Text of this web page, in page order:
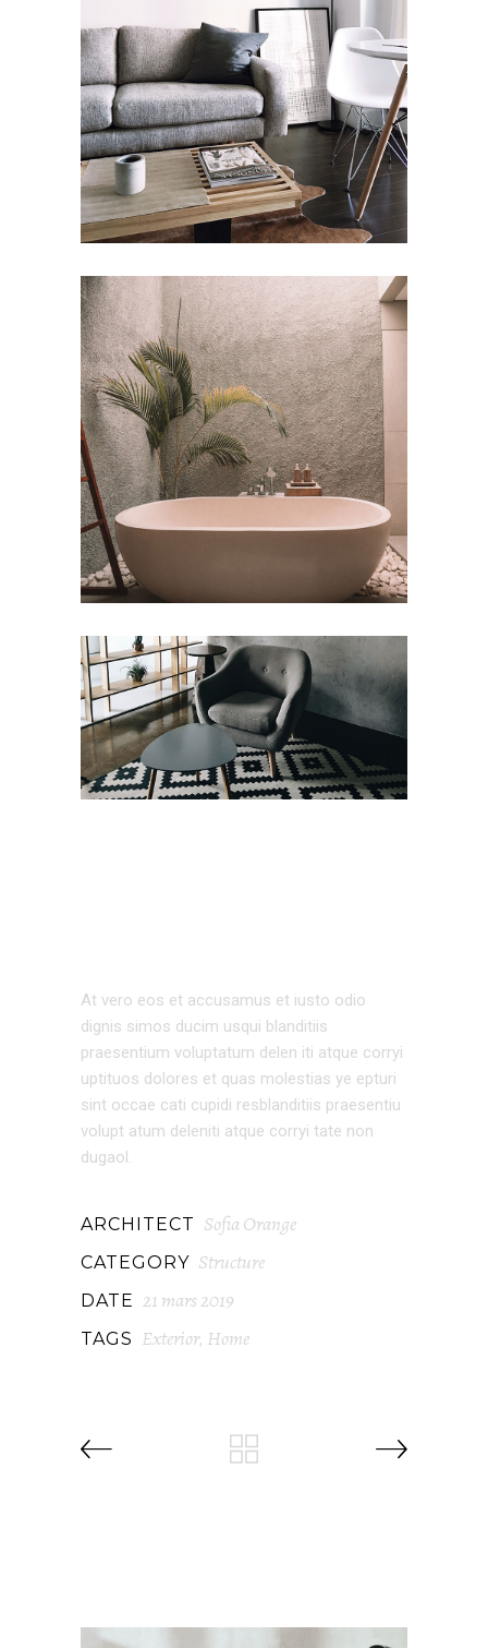
At vero eos et accusamus et iusto odio
dignis simos ducim usqui blanditiis
praesentium voluptatum delen iti atque corryi
uptituos dolores et quas molestias ye epturi
sint occae cati cupidi resblanditiis praesentiu
volupt atum deleniti atque corryi tate non
dugaol.
ARCHITECT Sofia Orange
CATEGORY Structure
DATE 21 mars 2019
TAGS Exterior, Home